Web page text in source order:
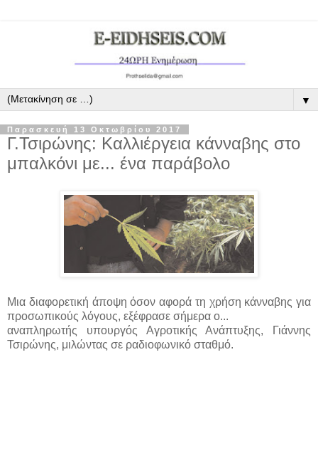
▼
Παρασκευή 13 Οκτωβρίου 2017
Γ.Τσιρώνης: Καλλιέργεια κάνναβης στο
μπαλκόνι με... ένα παράβολο
Μια διαφορετική άποψη όσον αφορά τη χρήση κάνναβης για
προσωπικούς λόγους, εξέφρασε σήμερα ο...
αναπληρωτής υπουργός Αγροτικής Ανάπτυξης, Γιάννης
Τσιρώνης, μιλώντας σε ραδιοφωνικό σταθμό.